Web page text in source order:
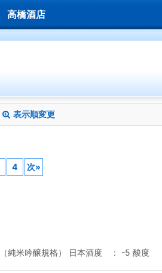
高橋酒店
表示順変更
4 次»
米吟醸規格） 日本酒度 ： -5 酸